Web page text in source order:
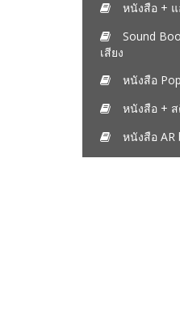
หนังสือ +
Sound
เสียง
หนังสือ
หนังสือ + ส
หนังสือ AR